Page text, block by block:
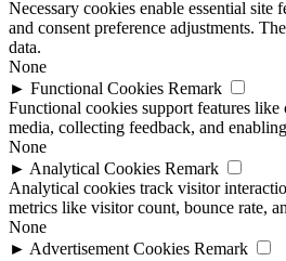
Necessary cookies enable essential site
and consent preference adjustments.
data.
None
► Functional Cookies Remark
Functional cookies support features like
media, collecting feedback, and
None
► Analytical Cookies Remark
Analytical cookies track visitor
metrics like visitor count, bounce rate,
None
► Advertisement Cookies Remark